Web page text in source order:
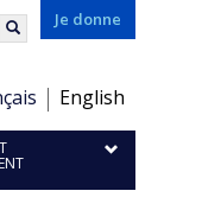
Je donne
English